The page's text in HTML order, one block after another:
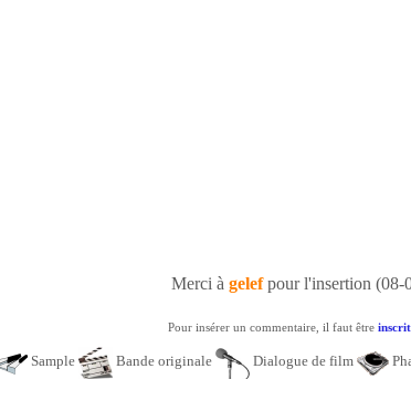
Merci à gelefpour l'insertion (08-
Pour insérer un commentaire, il faut être
Sample Bande originale Dialogue de film